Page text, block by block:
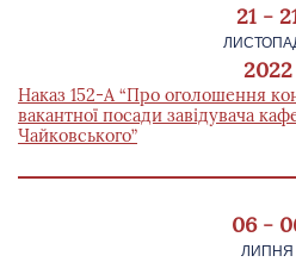
21 -
2022
Наказ 152-А “Про оголошення
вакантної посади завідувача
Чайковського”
06 -
ЛИПНЯ